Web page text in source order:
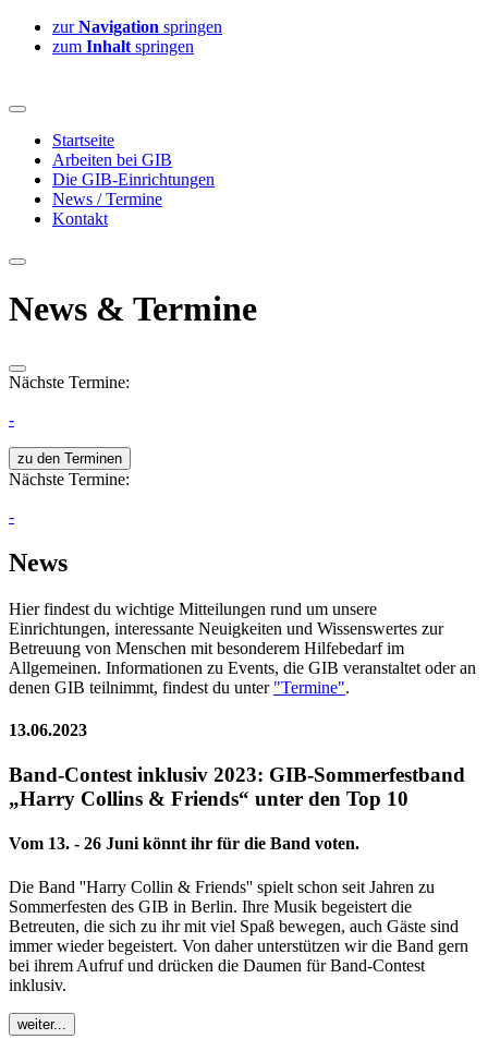
zurNavigation springen
zum Inhalt springen
Startseite
Arbeiten bei GIB
Die GIB-Einrichtungen
News / Termine
Kontakt
News & Termine
Nächste Termine:
-
zu den Terminen
Nächste Termine:
-
News
Hier findest du wichtige Mitteilungen rund um unsere
Einrichtungen, interessante Neuigkeiten und Wissenswertes zur
Betreuung von Menschen mit besonderem Hilfebedarf im
Allgemeinen. Informationen zu Events, die GIB veranstaltet oder an
denen GIB teilnimmt, findest du unter "Termine".
13.06.2023
Band-Contest inklusiv 2023: GIB-Sommerfestband
„Harry Collins & Friends“ unter den Top 10
Vom 13. - 26 Juni könnt ihr für die Band voten.
Die Band ''Harry Collin & Friends'' spielt schon seit Jahren zu
Sommerfesten des GIB in Berlin. Ihre Musik begeistert die
Betreuten, die sich zu ihr mit viel Spaß bewegen, auch Gäste sind
immer wieder begeistert. Von daher unterstützen wir die Band gern
bei ihrem Aufruf und drücken die Daumen für Band-Contest
inklusiv.
weiter...